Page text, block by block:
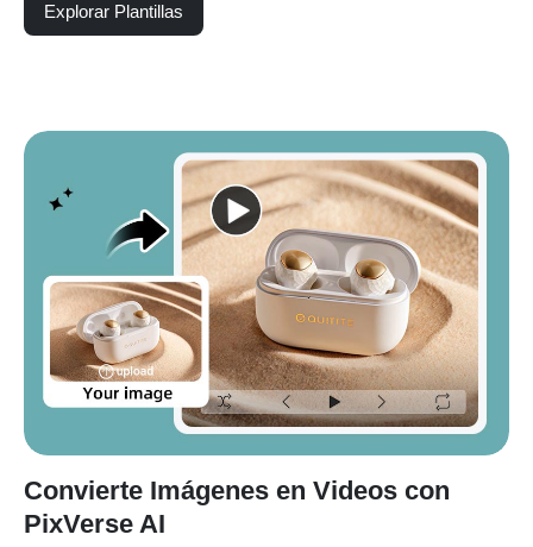
Explorar Plantillas
Convierte Imágenes en Videos con
PixVerse AI